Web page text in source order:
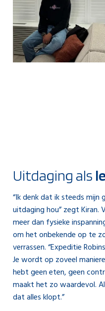
Uitdaging als
“Ik denk dat ik steeds mijn
uitdaging hou” zegt Kiran.
meer dan fysieke
om het onbekende op te
verrassen. “Expeditie
Je wordt op zoveel
hebt geen eten, geen
maakt het zo waardevol.
dat alles klopt.”